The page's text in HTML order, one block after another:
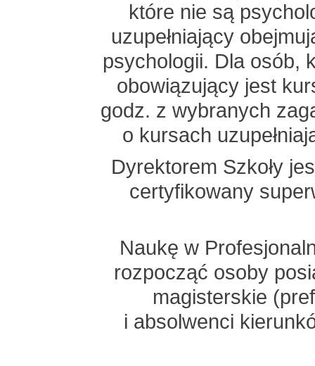
które nie są
uzupełniający
psychologii. Dla osób,
obowiązujący jest
godz. z wybranych
o kursach
Dyrektorem Szkoły
certyfikowany
Naukę w
rozpocząć osoby
magisterskie
i absolwenci